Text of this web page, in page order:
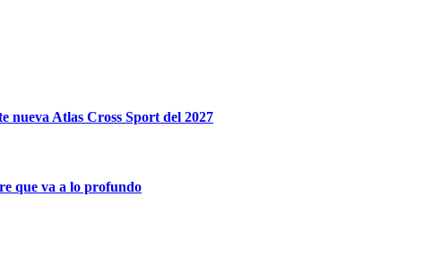
nueva Atlas Cross Sport del 2027
que va a lo profundo